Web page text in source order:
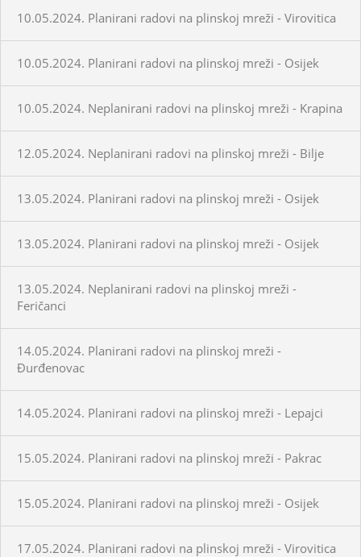
10.05.2024. Planirani radovi na plinskoj mreži - Virovitica
10.05.2024. Planirani radovi na plinskoj mreži - Osijek
10.05.2024. Neplanirani radovi na plinskoj mreži - Krapina
12.05.2024. Neplanirani radovi na plinskoj mreži - Bilje
13.05.2024. Planirani radovi na plinskoj mreži - Osijek
13.05.2024. Planirani radovi na plinskoj mreži - Osijek
13.05.2024. Neplanirani radovi na plinskoj mreži -
Feričanci
14.05.2024. Planirani radovi na plinskoj mreži -
Đurđenovac
14.05.2024. Planirani radovi na plinskoj mreži - Lepajci
15.05.2024. Planirani radovi na plinskoj mreži - Pakrac
15.05.2024. Planirani radovi na plinskoj mreži - Osijek
17.05.2024. Planirani radovi na plinskoj mreži - Virovitica